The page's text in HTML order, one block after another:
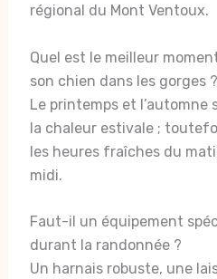
régional du Mont Ventoux.
Quel est le meilleur
son chien dans les gorges ?
Le printemps et
la chaleur estivale ;
les heures fraîches du
midi.
Faut-il un équipement
durant la randonnée ?
Un harnais robuste, une